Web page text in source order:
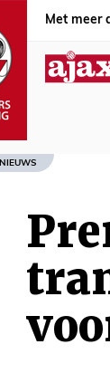
Met meer
NIEUWS